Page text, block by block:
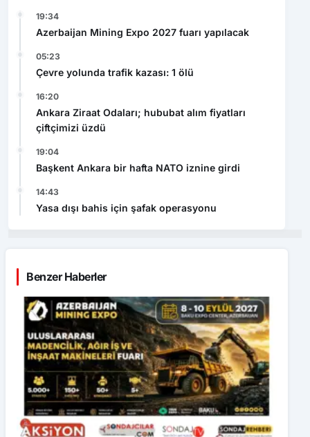
19:34
Azerbaijan Mining Expo 2027 fuarı yapılacak
05:23
Çevre yolunda trafik kazası: 1 ölü
16:20
Ankara Ziraat Odaları; hububat alım fiyatları
çiftçimizi üzdü
19:04
Başkent Ankara bir hafta NATO iznine girdi
14:43
Yasa dışı bahis için şafak operasyonu
Benzer Haberler